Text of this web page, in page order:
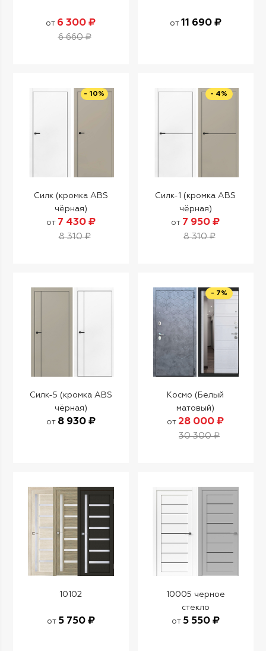
от 6 300 ₽
6 660 ₽
от 11 690 ₽
Силк (кромка ABS
чёрная)
от 7 430 ₽
8 310 ₽
- 10%
Силк-1 (кромка ABS
чёрная)
от 7 950 ₽
8 310 ₽
- 4%
Силк-5 (кромка ABS
чёрная)
от 8 930 ₽
Космо (Белый
матовый)
от 28 000 ₽
30 300 ₽
- 7%
10102
от 5 750 ₽
10005 черное
стекло
от 5 550 ₽